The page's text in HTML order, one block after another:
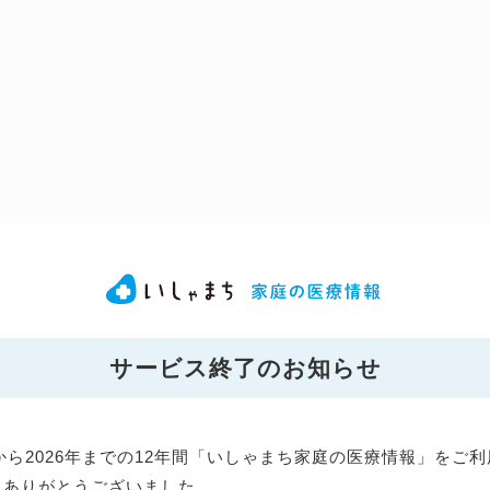
サービス終了のお知らせ
ら2026年までの12年間「いしゃまち家庭の医療情報」をご
りがとうございました。